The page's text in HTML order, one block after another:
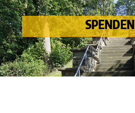
SPENDEN